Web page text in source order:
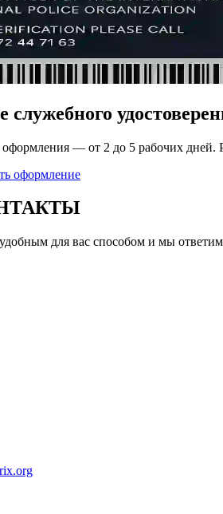
— от 2 до 5 рабочих дней.
оформление
для вас способом и мы